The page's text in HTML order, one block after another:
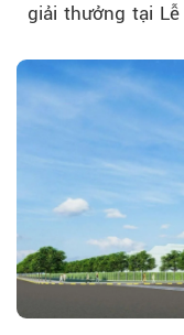
giải thưởng tại